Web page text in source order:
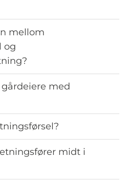
mellom
og
med
midt i